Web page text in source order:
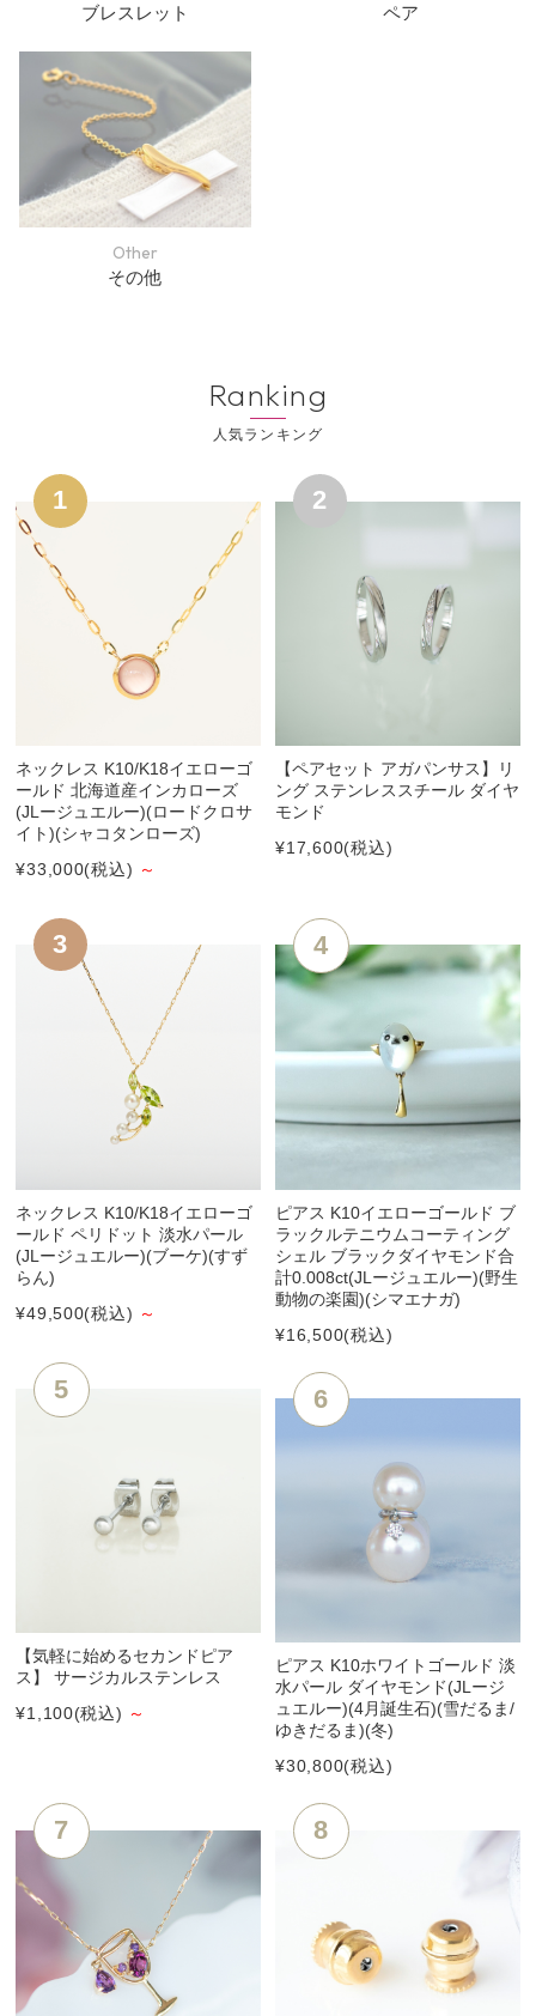
ブレスレット ペア
Other
その他
Ranking
ネックレス K10/K18イエローゴ
ールド 北海道産インカローズ
(JLージュエルー)(ロードクロサ
イト)(シャコタンローズ)
¥33,000(税込) ～
【ペアセット アガパンサス】リ
ング ステンレススチール ダイヤ
モンド
¥17,600(税込)
ネックレス K10/K18イエローゴ
ールド ペリドット 淡水パール
(JLージュエルー)(ブーケ)(すず
らん)
¥49,500(税込) ～
ピアス K10イエローゴールド ブ
ラックルテニウムコーティング
シェル ブラックダイヤモンド合
計0.008ct(JLージュエルー)(野生
動物の楽園)(シマエナガ)
¥16,500(税込)
【気軽に始めるセカンドピア
ス】 サージカルステンレス
¥1,100(税込) ～
ピアス K10ホワイトゴールド 淡
水パール ダイヤモンド(JLージ
ュエルー)(4月誕生石)(雪だるま/
ゆきだるま)(冬)
¥30,800(税込)